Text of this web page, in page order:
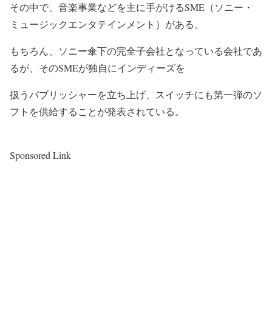
その中で、音楽事業などを主に手がけるSME（ソニー・
ミュージックエンタテインメント） がある。
もちろん、ソニー傘下の完全子会社となっている会社であ
るが、そのSMEが独自にインディーズを
扱うパブリッシャーを立ち上げ、スイッチにも第一弾のソ
フトを供給することが発表されている。
Sponsored Link